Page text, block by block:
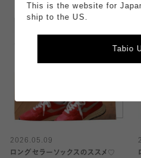
2026.05.09
ロングセラーソックスのススメ♡
This is the website for
ship to the US.
Tabio